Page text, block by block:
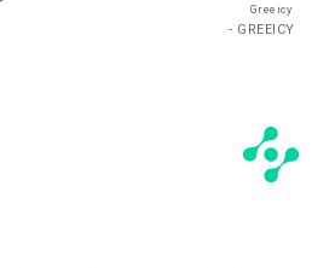
Greeicy
- GREEICY